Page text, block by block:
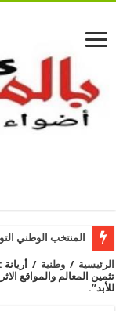
المنتخب الوطني
الرئيسية / وطنية /
تثمين المعالم والمواقع
للأبد”.